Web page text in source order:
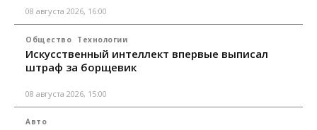
08 августа 2026, 16:00
Общество Технологии
Искусственный интеллект впервые выписал
штраф за борщевик
08 августа 2026, 15:00
Авто